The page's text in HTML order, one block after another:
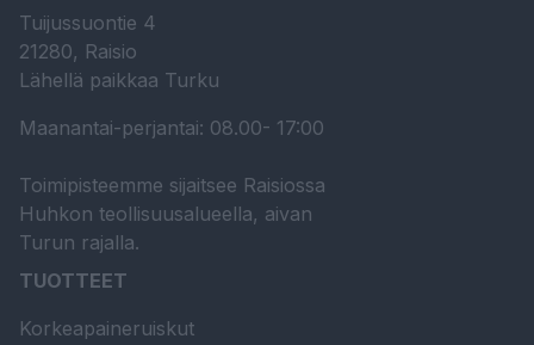
Tuijussuontie 4
21280, Raisio
Lähellä paikkaa Turku
Maanantai-perjantai: 08.00- 17:00
Toimipisteemme sijaitsee Raisiossa
Huhkon teollisuusalueella, aivan
Turun rajalla.
TUOTTEET
Korkeapaineruiskut